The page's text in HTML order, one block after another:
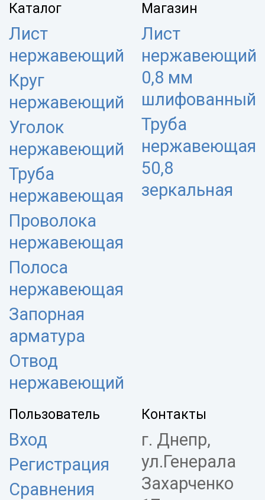
Каталог
Лист
нержавеющий
Круг
нержавеющий
Уголок
нержавеющий
Труба
нержавеющая
Проволока
нержавеющая
Полоса
нержавеющая
Запорная
арматура
Отвод
нержавеющий
Магазин
Лист
нержавеющий
0,8 мм
шлифованный
Труба
нержавеющая
50,8
зеркальная
Пользователь
Вход
Регистрация
Сравнения
Контакты
г. Днепр,
ул.Генерала
Захарченко